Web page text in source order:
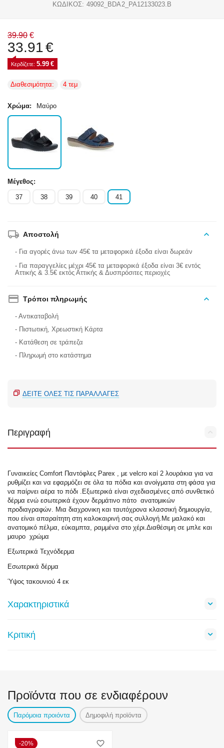
ΚΩΔΙΚΟΣ: 49092_BDA2_PA12133023.B
39.90 €
33.91€
Κερδίζετε: 5.99 €
Διαθεσιμότητα: 4 τεμ
Χρώμα: Μαύρο
Μέγεθος:
37 38 39 40 41
Αποστολή
- Για αγορές άνω των 45€ τα μεταφορικά έξοδα είναι δωρεάν
- Για παραγγελίες μέχρι 45€ τα μεταφορικά έξοδα είναι 3€ εντός
Αττικής & 3.5€ εκτός Αττικής & Δυσπρόσιτες περιοχές
Τρόποι πληρωμής
- Αντικαταβολή
- Πιστωτική, Χρεωστική Κάρτα
- Κατάθεση σε τράπεζα
- Πληρωμή στο κατάστημα
ΔΕΊΤΕ ΌΛΕΣ ΤΙΣ ΠΑΡΑΛΛΑΓΈΣ
Περιγραφή
Γυναικείες Comfort Παντόφλες Parex , με velcro καί 2 λουράκια για να
ρυθμίζει και να εφαρμόζει σε όλα τα πόδια και ανοίγματα στη φάσα για
να παίρνει αέρα το πόδι .Εξωτερικά είναι σχεδιασμένες από συνθετικό
δέρμα ενώ εσωτερικά έχουν δερμάτινο πάτο ανατομικών
προδιαγραφών. Μια διαχρονικη και ταυτόχρονα κλασσική δημιουργία,
που είναι απαραίτητη στη καλοκαιρινή σας συλλογή.Με μαλακό και
ανατομικό πέλμα, εύκαμπτα, ραμμένα στο χέρι.Διαθέσιμη σε μπλε και
μαυρο χρώμα
Εξωτερικά Τεχνόδερμα
Εσωτερικά δέρμα
Ύψος τακουνιού 4 εκ
Χαρακτηριστικά
Κριτική
Προϊόντα που σε ενδιαφέρουν
Παρόμοια προιόντα Δημοφιλή προϊόντα
20%